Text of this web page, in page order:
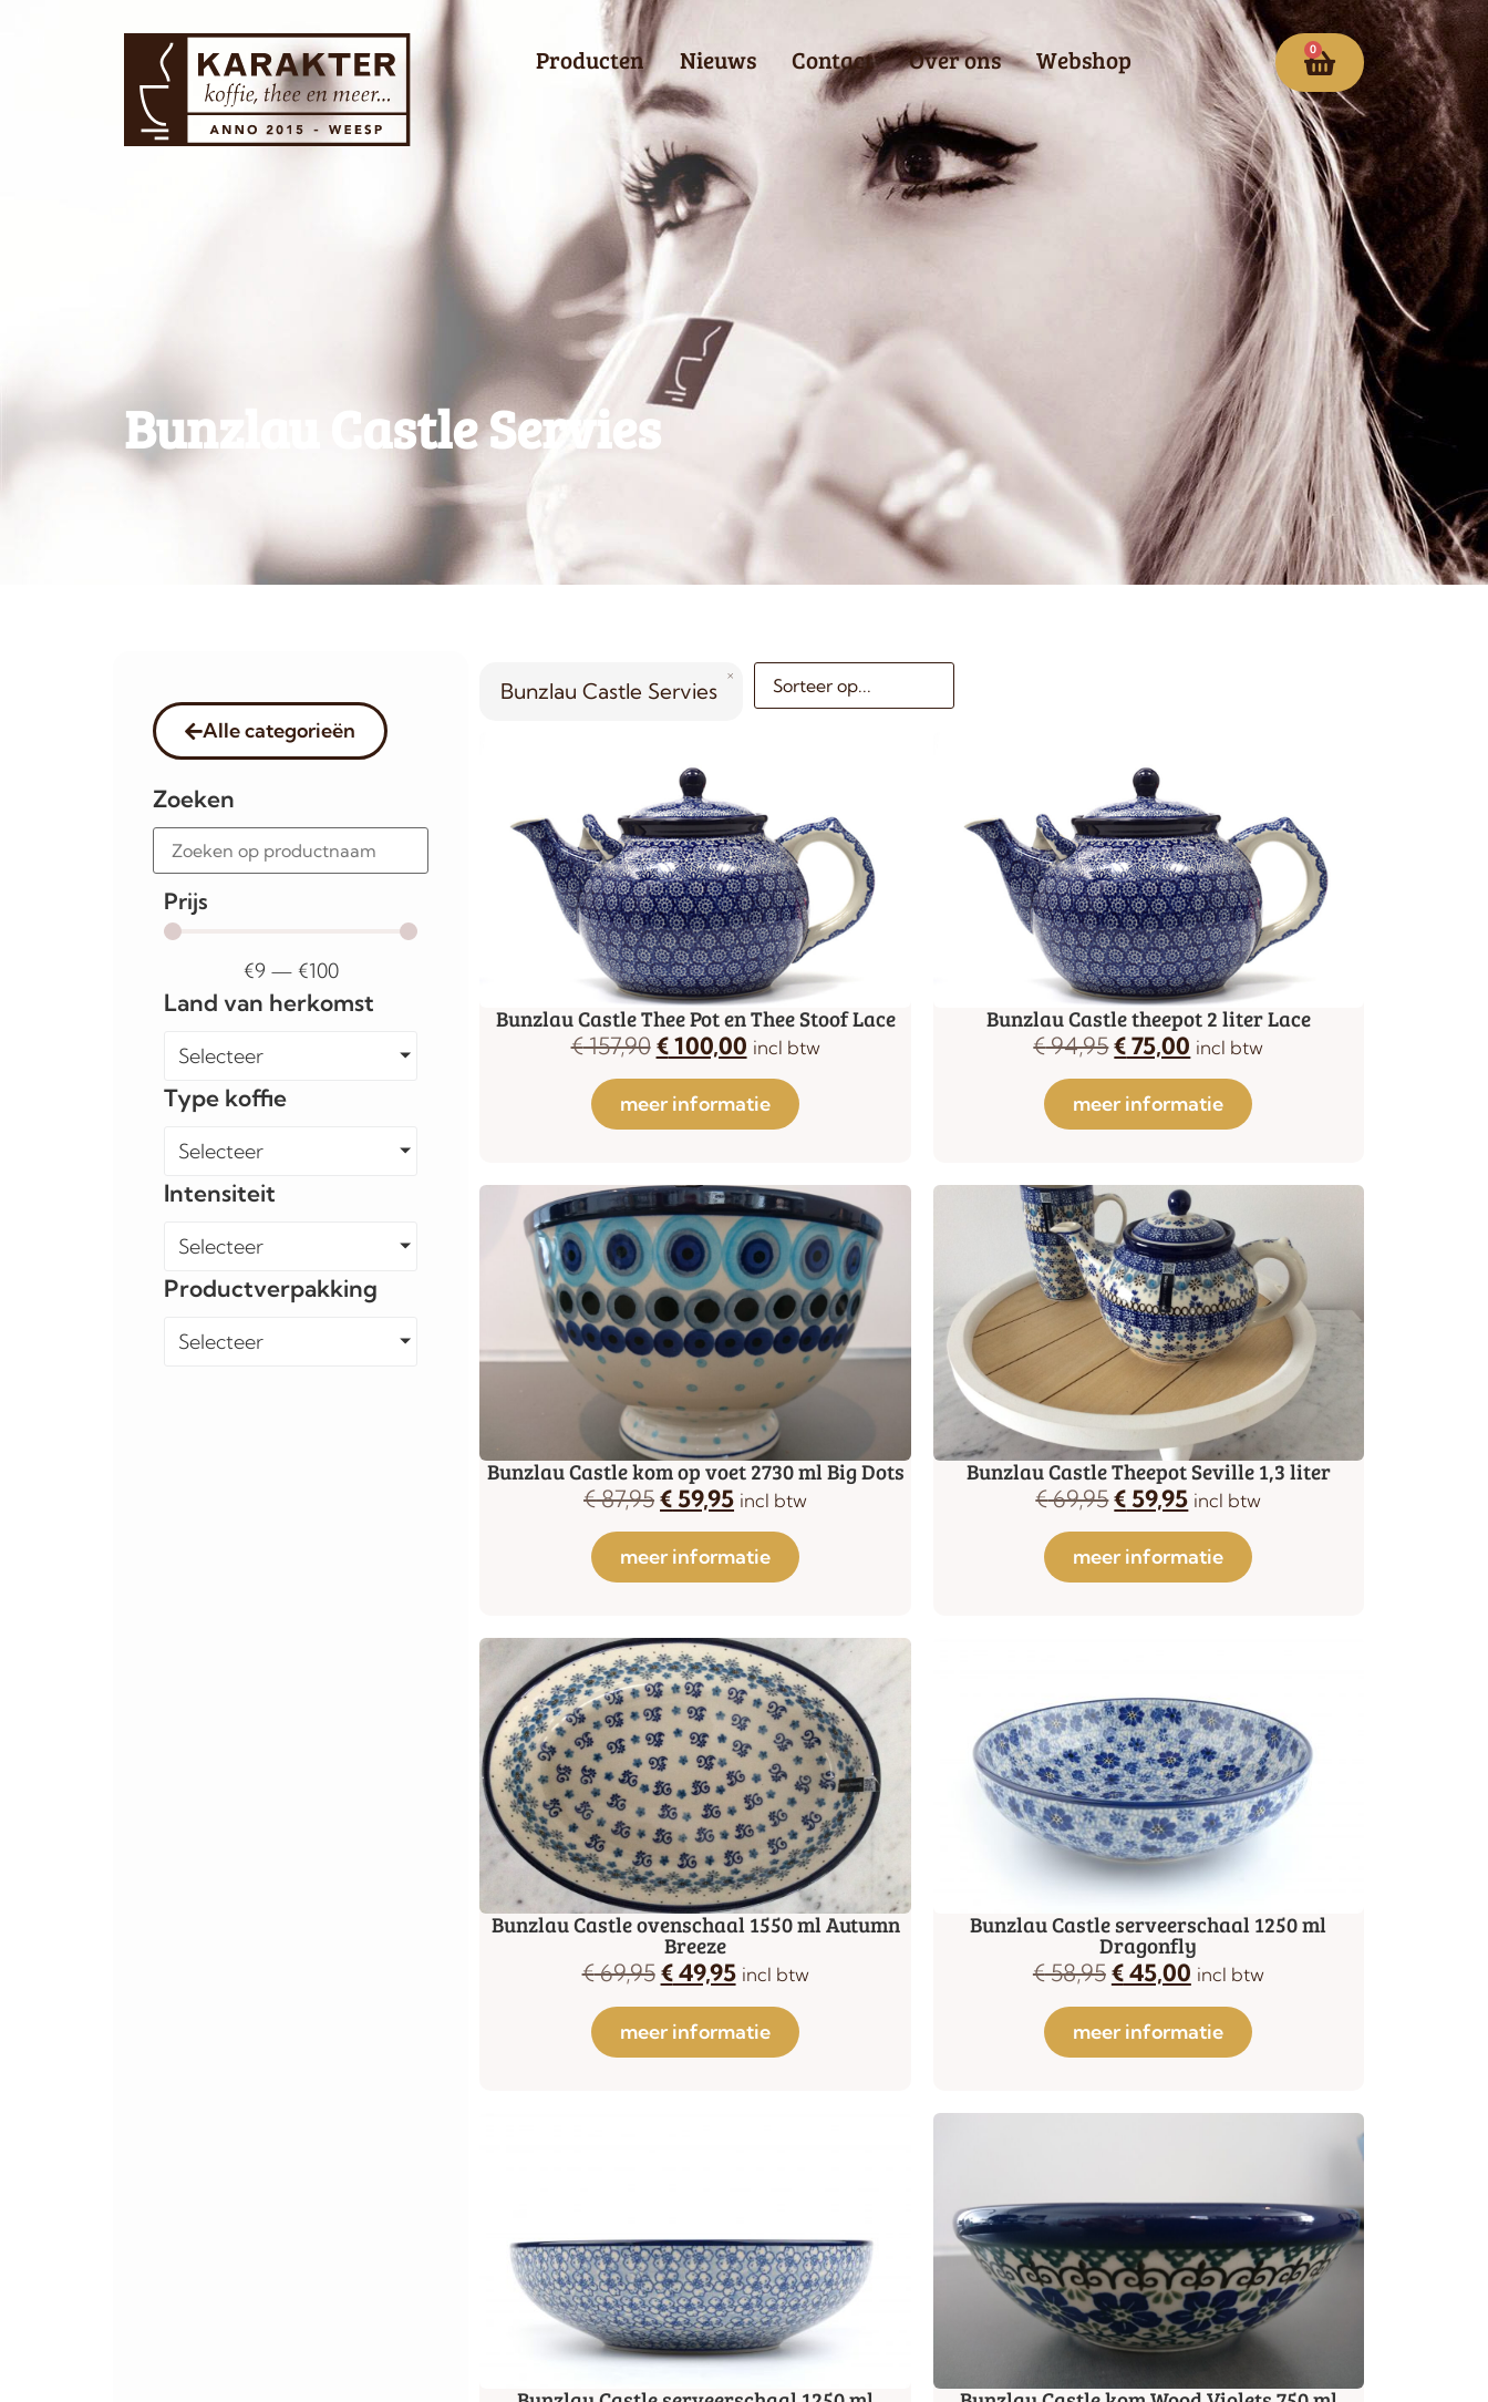
Producten Nieuws Contact Over ons Webshop 0
Bunzlau Castle Servies
Alle categorieën
Zoeken
Prijs
€9— €100
Land van herkomst
Selecteer
Type koffie
Selecteer
Intensiteit
Selecteer
Productverpakking
Selecteer
Bunzlau Castle Servies
Bunzlau Castle Thee Pot en Thee Stoof Lace
€157,90 €100,00 incl btw
meer informatie
Bunzlau Castle theepot 2 liter Lace
€94,95€75,00 incl btw
meer informatie
Bunzlau Castle kom op voet 2730 ml Big Dots
€87,95€ 59,95 incl btw
meer informatie
Bunzlau Castle Theepot Seville 1,3 liter
€69,95€ 59,95 incl btw
meer informatie
Bunzlau Castle ovenschaal 1550 ml Autumn
Breeze
€69,95 €49,95 incl btw
meer informatie
Bunzlau Castle serveerschaal 1250 ml
Dragonfly
€58,95€45,00 incl btw
meer informatie